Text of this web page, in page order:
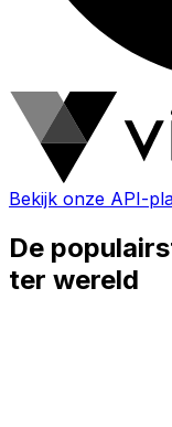
Bekijk onze API-
De
ter wereld